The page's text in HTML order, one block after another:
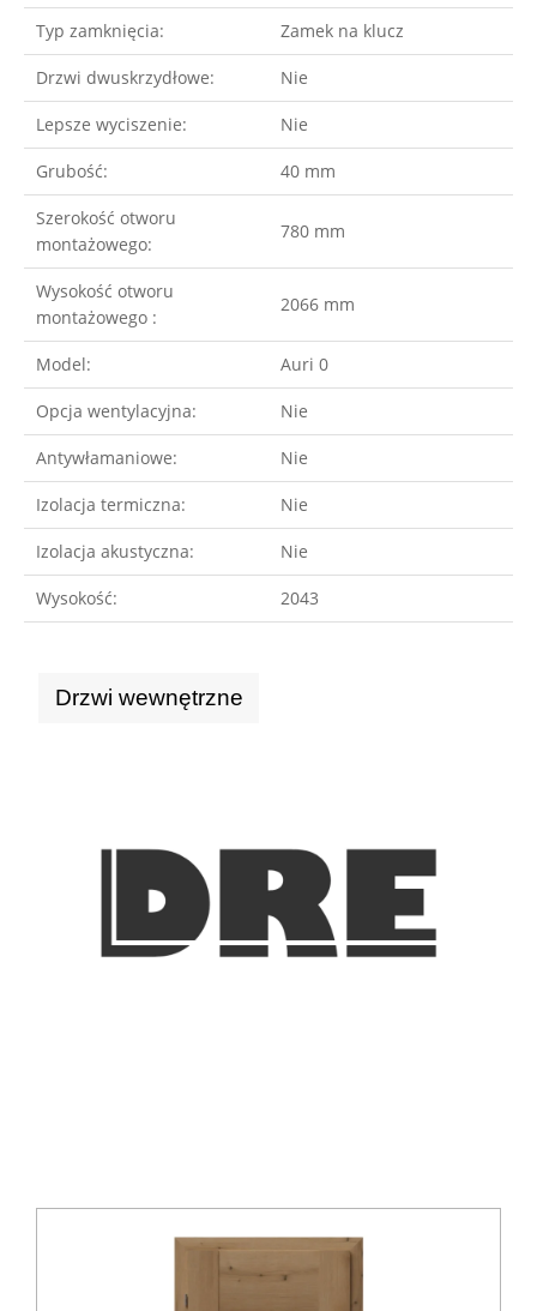
Typ zamknięcia: Zamek na klucz
Drzwi dwuskrzydłowe: Nie
Lepsze wyciszenie: Nie
Grubość: 40 mm
Szerokość otworu
montażowego:
780 mm
Wysokość otworu
montażowego :
2066 mm
Model: Auri 0
Opcja wentylacyjna: Nie
Antywłamaniowe: Nie
Izolacja termiczna: Nie
Izolacja akustyczna: Nie
Wysokość: 2043
Drzwi wewnętrzne